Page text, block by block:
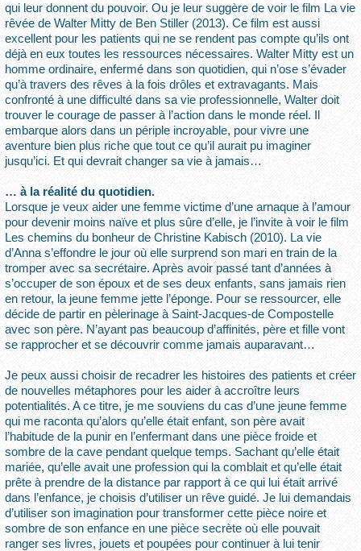
qui leur donnent du pouvoir. Ou je leur suggère de voir le film La vie
rêvée de Walter Mitty de Ben Stiller (2013). Ce film est aussi
excellent pour les patients qui ne se rendent pas compte qu’ils ont
déjà en eux toutes les ressources nécessaires. Walter Mitty est un
homme ordinaire, enfermé dans son quotidien, qui n’ose s’évader
qu’à travers des rêves à la fois drôles et extravagants. Mais
confronté à une difficulté dans sa vie professionnelle, Walter doit
trouver le courage de passer à l’action dans le monde réel. Il
embarque alors dans un périple incroyable, pour vivre une
aventure bien plus riche que tout ce qu’il aurait pu imaginer
jusqu’ici. Et qui devrait changer sa vie à jamais…
… à la réalité du quotidien.
Lorsque je veux aider une femme victime d’une arnaque à l’amour
pour devenir moins naïve et plus sûre d’elle, je l’invite à voir le film
Les chemins du bonheur de Christine Kabisch (2010). La vie
d’Anna s’effondre le jour où elle surprend son mari en train de la
tromper avec sa secrétaire. Après avoir passé tant d’années à
s’occuper de son époux et de ses deux enfants, sans jamais rien
en retour, la jeune femme jette l’éponge. Pour se ressourcer, elle
décide de partir en pèlerinage à Saint-Jacques-de Compostelle
avec son père. N’ayant pas beaucoup d’affinités, père et fille vont
se rapprocher et se découvrir comme jamais auparavant…
Je peux aussi choisir de recadrer les histoires des patients et créer
de nouvelles métaphores pour les aider à accroître leurs
potentialités. A ce titre, je me souviens du cas d’une jeune femme
qui me raconta qu’alors qu’elle était enfant, son père avait
l’habitude de la punir en l’enfermant dans une pièce froide et
sombre de la cave pendant quelque temps. Sachant qu’elle était
mariée, qu’elle avait une profession qui la comblait et qu’elle était
prête à prendre de la distance par rapport à ce qui lui était arrivé
dans l’enfance, je choisis d’utiliser un rêve guidé. Je lui demandais
d’utiliser son imagination pour transformer cette pièce noire et
sombre de son enfance en une pièce secrète où elle pouvait
ranger ses livres, jouets et poupées pour continuer à lui tenir